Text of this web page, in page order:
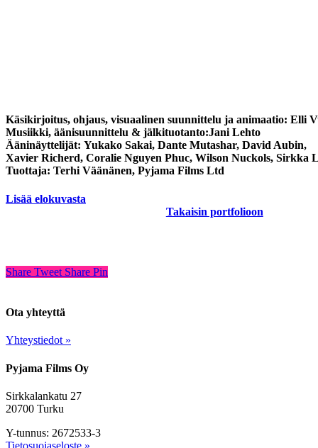
Käsikirjoitus, ohjaus, visuaalinen suunnittelu ja animaatio: Elli
Musiikki, äänisuunnittelu & jälkituotanto:Jani Lehto
​Ääninäyttelijät: Yukako Sakai, Dante Mutashar, David Aubin,
Xavier​ Richerd, Coralie Nguyen Phuc, Wilson Nuckols, Sirkka
Tuottaja: Terhi Väänänen, Pyjama Films​ Ltd
Lisää elokuvasta
Takaisin portfolioon
Share Tweet Share Pin
Ota yhteyttä
Yhteystiedot »
Pyjama Films Oy
Sirkkalankatu 27
20700 Turku
Y-tunnus: 2672533-3
Tietosuojaseloste »